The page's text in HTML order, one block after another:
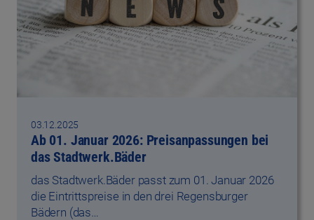
03.12.2025
Ab 01. Januar 2026: Preisanpassungen bei
das Stadtwerk.Bäder
das Stadtwerk.Bäder passt zum 01. Januar 2026
die Eintrittspreise in den drei Regensburger
Bädern (das…